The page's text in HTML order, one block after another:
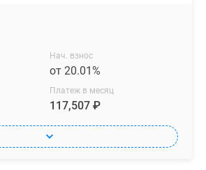
Нач. взнос
от 20.01%
Платеж в месяц
117,507 ₽